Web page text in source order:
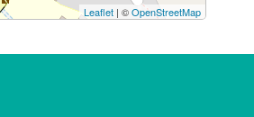
Leaflet| ©OpenStreetMap